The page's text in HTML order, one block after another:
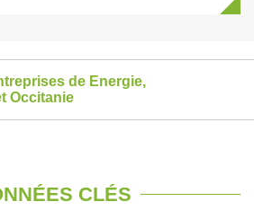
de Energie,
Occitanie
CLÉS